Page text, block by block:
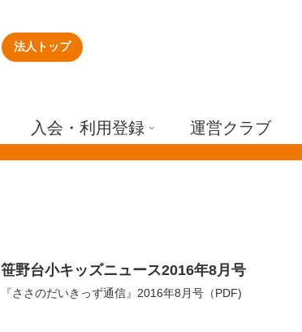
法人トップ
入会・利用登録 運営クラブ
笹野台小キッズニュース2016年8月号
『ささのだいきっず通信』2016年8月号（PDF)